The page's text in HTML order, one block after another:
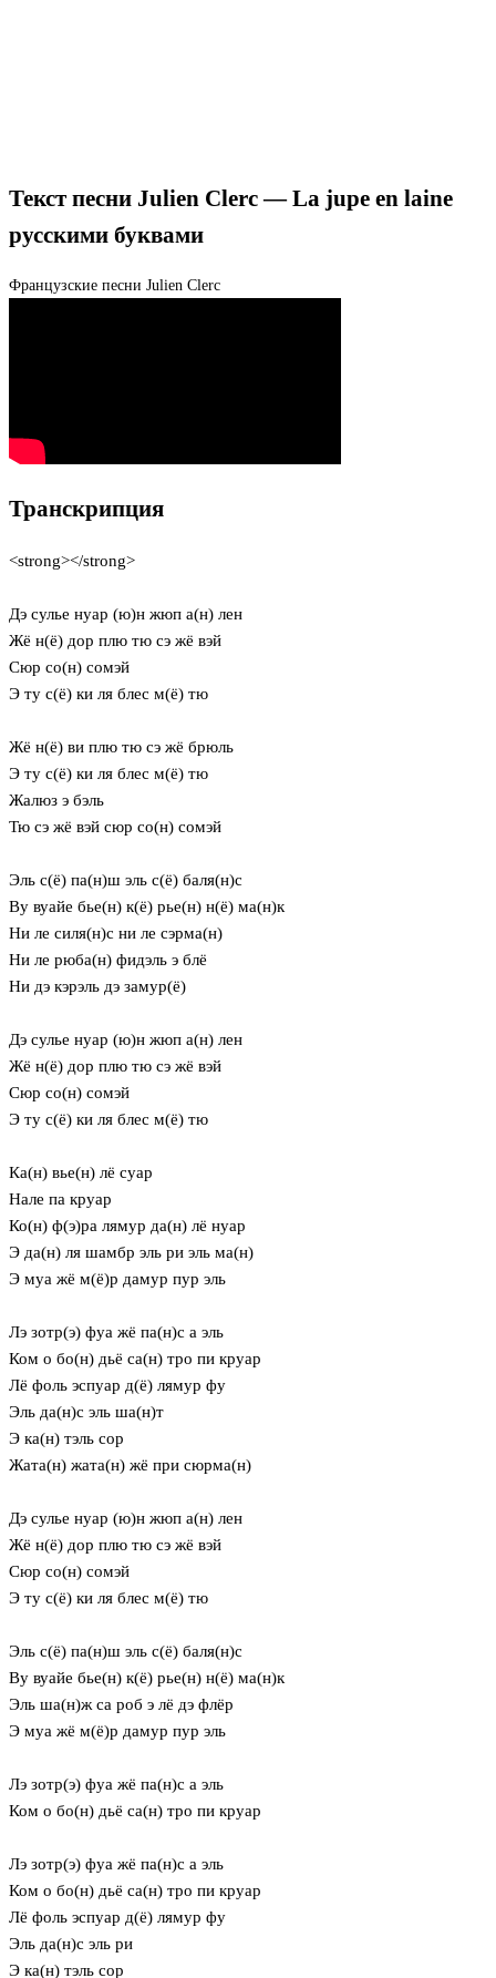
Текст песни Julien Clerc — La jupe en laine
русскими буквами
Французские песни Julien Clerc
Транскрипция
<strong></strong>
Дэ сулье нуар (ю)н жюп а(н) лен
Жё н(ё) дор плю тю сэ жё вэй
Сюр со(н) сомэй
Э ту с(ё) ки ля блес м(ё) тю
Жё н(ё) ви плю тю сэ жё брюль
Э ту с(ё) ки ля блес м(ё) тю
Жалюз э бэль
Тю сэ жё вэй сюр со(н) сомэй
Эль с(ё) па(н)ш эль с(ё) баля(н)с
Ву вуайе бье(н) к(ё) рье(н) н(ё) ма(н)к
Ни ле силя(н)с ни ле сэрма(н)
Ни ле рюба(н) фидэль э блё
Ни дэ кэрэль дэ замур(ё)
Дэ сулье нуар (ю)н жюп а(н) лен
Жё н(ё) дор плю тю сэ жё вэй
Сюр со(н) сомэй
Э ту с(ё) ки ля блес м(ё) тю
Ка(н) вье(н) лё суар
Нале па круар
Ко(н) ф(э)ра лямур да(н) лё нуар
Э да(н) ля шамбр эль ри эль ма(н)
Э муа жё м(ё)р дамур пур эль
Лэ зотр(э) фуа жё па(н)с а эль
Ком о бо(н) дьё са(н) тро пи круар
Лё фоль эспуар д(ё) лямур фу
Эль да(н)с эль ша(н)т
Э ка(н) тэль сор
Жата(н) жата(н) жё при сюрма(н)
Дэ сулье нуар (ю)н жюп а(н) лен
Жё н(ё) дор плю тю сэ жё вэй
Сюр со(н) сомэй
Э ту с(ё) ки ля блес м(ё) тю
Эль с(ё) па(н)ш эль с(ё) баля(н)с
Ву вуайе бье(н) к(ё) рье(н) н(ё) ма(н)к
Эль ша(н)ж са роб э лё дэ флёр
Э муа жё м(ё)р дамур пур эль
Лэ зотр(э) фуа жё па(н)с а эль
Ком о бо(н) дьё са(н) тро пи круар
Лэ зотр(э) фуа жё па(н)с а эль
Ком о бо(н) дьё са(н) тро пи круар
Лё фоль эспуар д(ё) лямур фу
Эль да(н)с эль ри
Э ка(н) тэль сор